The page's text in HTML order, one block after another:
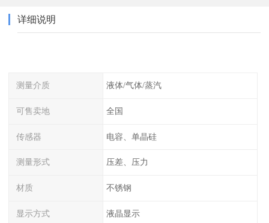
详细说明
测量介质 液体/气体/蒸汽
可售卖地 全国
传感器 电容、单晶硅
测量形式 压差、压力
材质 不锈钢
显示方式 液晶显示